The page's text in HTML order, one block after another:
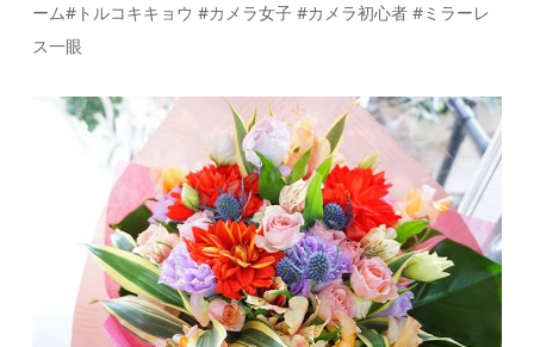
ーム#トルコキキョウ #カメラ女子 #カメラ初心者 #ミラーレ
ス一眼